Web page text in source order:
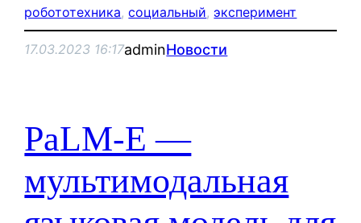
робототехника, социальный, эксперимент
17.03.2023 16:17adminНовости
PaLM-E —
мультимодальная